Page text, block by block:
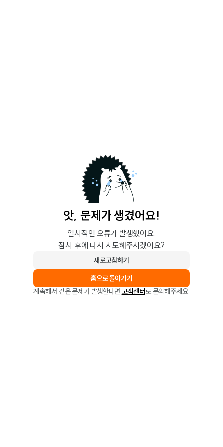
앗, 문제가 생겼어요!
일시적인 오류가 발생했어요.
잠시 후에 다시 시도해주시겠어요?
새로고침하기
홈으로 돌아가기
계속해서 같은 문제가 발생한다면 고객센터로 문의해주세요.